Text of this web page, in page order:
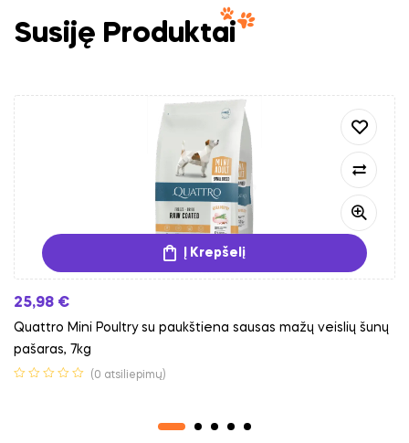
Susiję Produktai
Į Krepšelį
25,98 €
Quattro Mini Poultry su paukštiena sausas mažų veislių šunų
pašaras, 7kg
(0 atsiliepimų)